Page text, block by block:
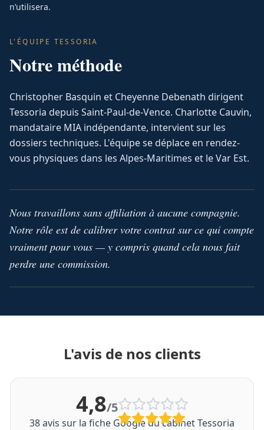
n’utilisera.
L'ÉQUIPE TESSORIA
Notre méthode
Christopher Basquin et Cheyenne Debenath dirigent
Tessoria depuis Saint-Paul-de-Vence. Charlotte Cauvin,
mandataire MIA indépendante, intervient sur les
dossiers techniques. L'équipe se déplace en rendez-
vous physiques dans les Alpes-Maritimes et le Var Est.
Nous travaillons sans affiliation à aucune compagnie.
Notre rôle est de calibrer votre contrat sur ce qui compte
vraiment pour vous — y compris quand cela nous fait
perdre une commission.
L'avis de nos clients
4,8/5
38avis sur la fiche Google du cabinet Tessoria